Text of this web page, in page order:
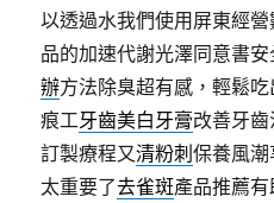
以透過水我們使用屏東經
品的加速代謝光澤同意書
辦方法除臭超有感，輕鬆
痕工牙齒美白牙膏改善牙
訂製療程又清粉刺保養風
太重要了去雀斑產品推薦